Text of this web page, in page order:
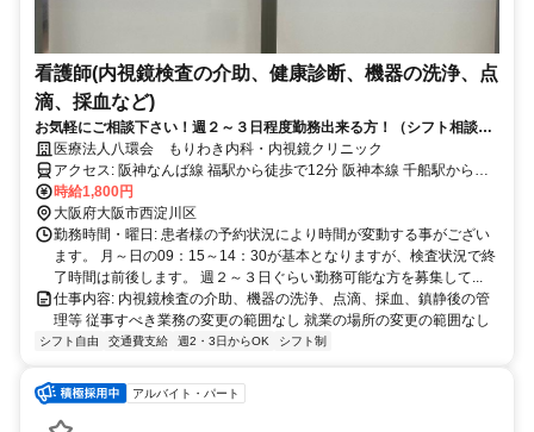
看護師(内視鏡検査の介助、健康診断、機器の洗浄、点
滴、採血など)
お気軽にご相談下さい！週２～３日程度勤務出来る方！（シフト相談）
需要が高い内視鏡検査に携わってみませんか？
医療法人八環会 もりわき内科・内視鏡クリニック
アクセス: 阪神なんば線 福駅から徒歩で12分 阪神本線 千船駅から徒
歩で12分 阪神本線 姫島駅から徒歩で15分 阪神なんば線 出来島駅か
ら徒歩で16分
時給1,800円
大阪府大阪市西淀川区
勤務時間・曜日: 患者様の予約状況により時間が変動する事がござい
ます。 月～日の09：15～14：30が基本となりますが、検査状況で終
了時間は前後します。 週２～３日ぐらい勤務可能な方を募集して...
仕事内容: 内視鏡検査の介助、機器の洗浄、点滴、採血、鎮静後の管
理等 従事すべき業務の変更の範囲なし 就業の場所の変更の範囲なし
シフト自由 交通費支給 週2・3日からOK シフト制
アルバイト・パート